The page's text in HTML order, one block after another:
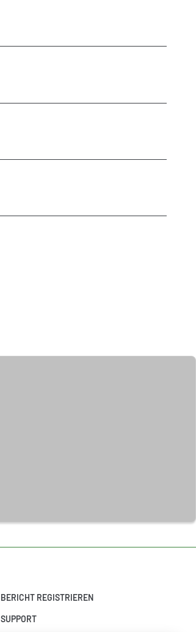
BERICHT REGISTRIEREN
SUPPORT